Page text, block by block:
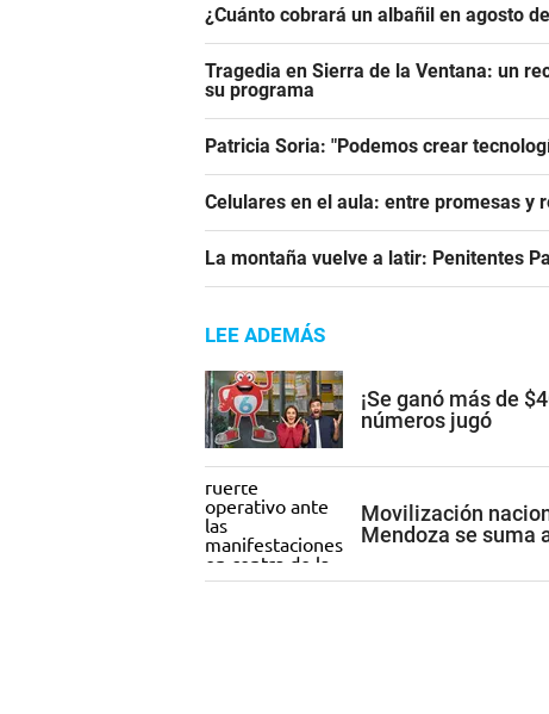
¿Cuánto cobrará un albañil en agosto
Tragedia en Sierra de la Ventana: un
su programa
Patricia Soria: "Podemos crear
Celulares en el aula: entre promesas y
La montaña vuelve a latir: Penitentes
LEE ADEMÁS
¡Se ganó más de
números jugó
Movilización
Mendoza se suma